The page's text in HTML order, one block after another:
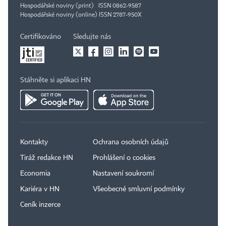
Hospodářské noviny (print) ISSN 0862-9587
Hospodářské noviny (online) ISSN 2787-950X
Certifikováno Sledujte nás
Stáhněte si aplikaci HN
Kontakty
Tiráž redakce HN
Economia
Kariéra v HN
Ceník inzerce
Ochrana osobních údajů
Prohlášení o cookies
Nastavení soukromí
Všeobecné smluvní podmínky